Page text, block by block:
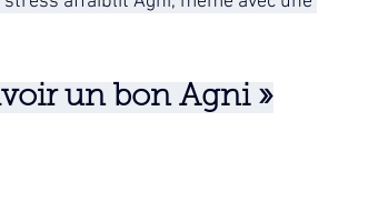
un bon Agni »